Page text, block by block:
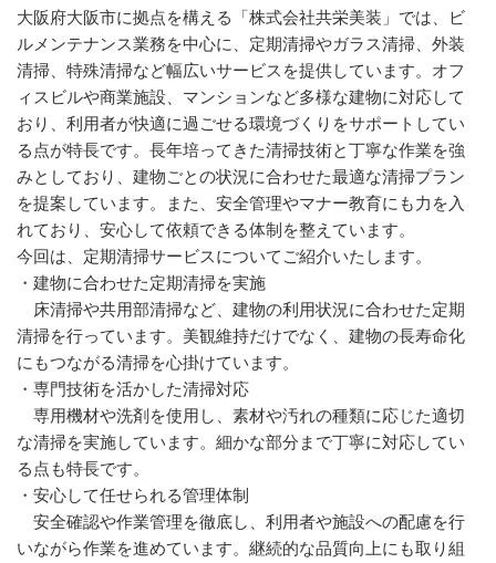
大阪府大阪市に拠点を構える「株式会社共栄美装」では、ビ
ルメンテナンス業務を中心に、定期清掃やガラス清掃、外装
清掃、特殊清掃など幅広いサービスを提供しています。オフ
ィスビルや商業施設、マンションなど多様な建物に対応して
おり、利用者が快適に過ごせる環境づくりをサポートしてい
る点が特長です。長年培ってきた清掃技術と丁寧な作業を強
みとしており、建物ごとの状況に合わせた最適な清掃プラン
を提案しています。また、安全管理やマナー教育にも力を入
れており、安心して依頼できる体制を整えています。
今回は、定期清掃サービスについてご紹介いたします。
・建物に合わせた定期清掃を実施
床清掃や共用部清掃など、建物の利用状況に合わせた定期
清掃を行っています。美観維持だけでなく、建物の長寿命化
にもつながる清掃を心掛けています。
・専門技術を活かした清掃対応
専用機材や洗剤を使用し、素材や汚れの種類に応じた適切
な清掃を実施しています。細かな部分まで丁寧に対応してい
る点も特長です。
・安心して任せられる管理体制
安全確認や作業管理を徹底し、利用者や施設への配慮を行
いながら作業を進めています。継続的な品質向上にも取り組